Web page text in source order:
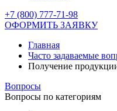
+7 (800) 777-71-98
ОФОРМИТЬ ЗАЯВКУ
Главная
Часто задаваемые
Получение
Вопросы
Вопросы по категориям